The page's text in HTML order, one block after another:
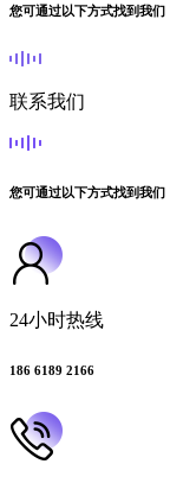
您可通过以下方式找到我们
联系我们
您可通过以下方式找到我们
24小时热线
186 6189 2166